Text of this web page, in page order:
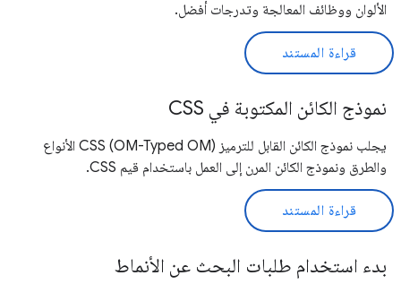
الألوان ووظائف المعالجة وتدرجات أفضل.
قراءة المستند
نموذج الكائن المكتوبة في CSS
يجلب نموذج الكائن القابل للترميز CSS (OM-Typed OM) الأنواع
والطرق ونموذج الكائن المرن إلى العمل باستخدام قيم CSS.
قراءة المستند
بدء استخدام طلبات البحث عن الأنماط